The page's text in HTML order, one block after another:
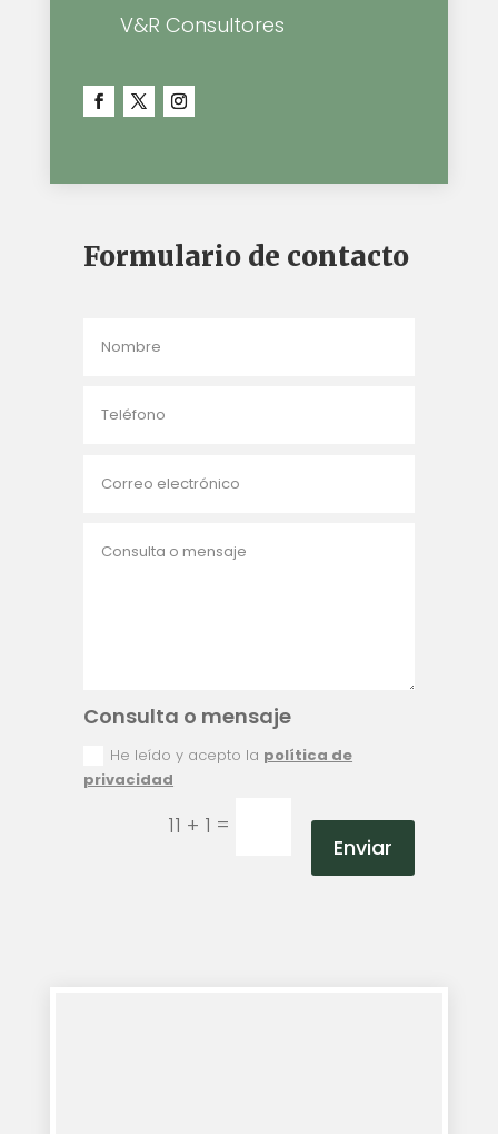
V&R Consultores
Formulario de contacto
Consulta o mensaje
He leído y acepto la política de
privacidad
11 + 1 =
Enviar